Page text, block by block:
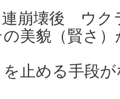
連崩壊後 ウク
美貌（賢さ
止める手段